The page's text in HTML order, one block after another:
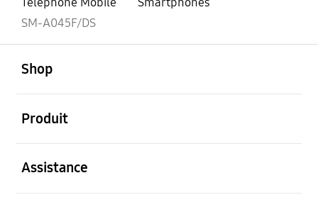
SM-A045F/DS
Shop
Produit
Assistance